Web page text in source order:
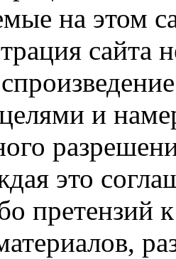
на этом
сайта
и
это
претензий